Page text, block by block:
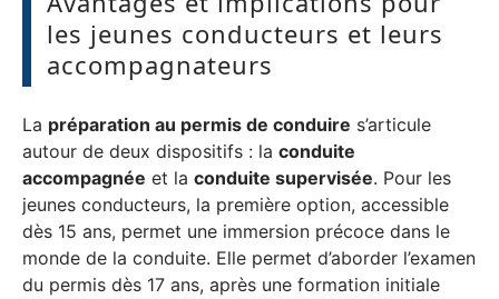
les jeunes conducteurs et leurs
accompagnateurs
La préparation au permis de conduire s’articule
autour de deux dispositifs : la conduite
accompagnée et la conduite supervisée. Pour les
jeunes conducteurs, la première option, accessible
dès 15 ans, permet une immersion précoce dans le
monde de la conduite. Elle permet d’aborder l’examen
du permis dès 17 ans, après une formation initiale